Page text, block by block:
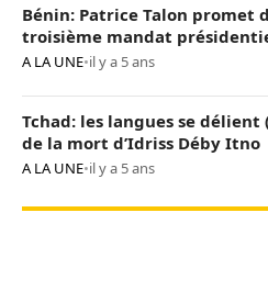
Bénin: Patrice Talon promet
troisième mandat
A LA UNE•il y a 5 ans
Tchad: les langues se
de la mort d’Idriss Déby Itno
A LA UNE•il y a 5 ans